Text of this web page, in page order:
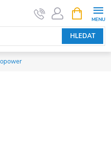
HLEDAT
NÁKUPNÍ
KOŠÍK